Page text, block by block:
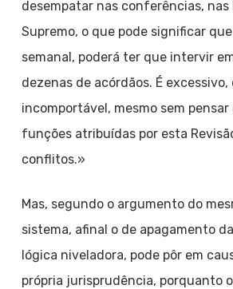
desempatar nas conferências, nas
Supremo, o que pode significar
semanal, poderá ter que intervir
dezenas de acórdãos. É
incomportável, mesmo sem
funções atribuídas por esta
conflitos.»
Mas, segundo o argumento do
sistema, afinal o de apagamento
lógica niveladora, pode pôr em
própria jurisprudência, porquanto